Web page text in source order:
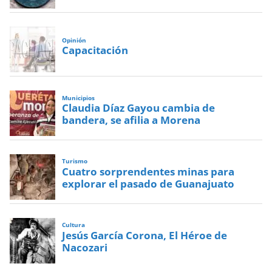
Opinión
Capacitación
Municipios
Claudia Díaz Gayou cambia de
bandera, se afilia a Morena
Turismo
Cuatro sorprendentes minas para
explorar el pasado de Guanajuato
Cultura
Jesús García Corona, El Héroe de
Nacozari